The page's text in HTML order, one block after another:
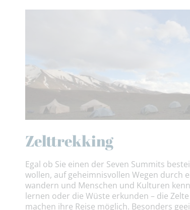
Zelttrekking
Egal ob Sie einen der Seven Summits
wollen, auf geheimnisvollen Wegen durch
wandern und Menschen und Kulturen
lernen oder die Wüste erkunden – die Zelte
machen ihre Reise möglich. Besonders